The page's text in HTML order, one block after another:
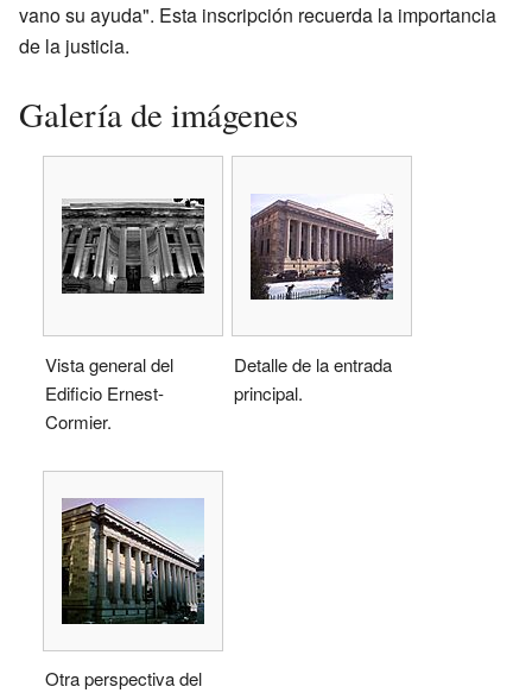
vano su ayuda". Esta inscripción recuerda la importancia
de la justicia.
Galería de imágenes
Vista general del
Edificio Ernest-
Cormier.
Detalle de la entrada
principal.
Otra perspectiva del